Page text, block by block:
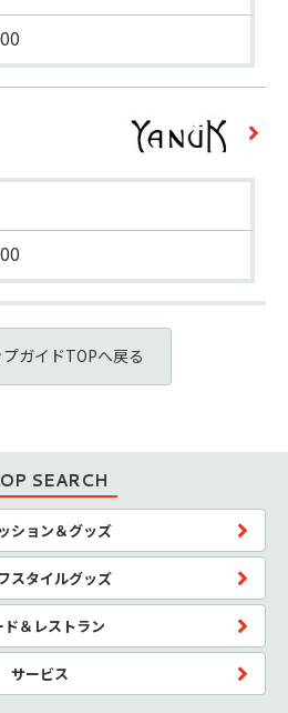
ガイドTOPへ戻る
SEARCH
ション＆グッズ
スタイルグッズ
ド＆レストラン
サービス